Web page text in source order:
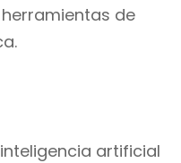
de
artificial